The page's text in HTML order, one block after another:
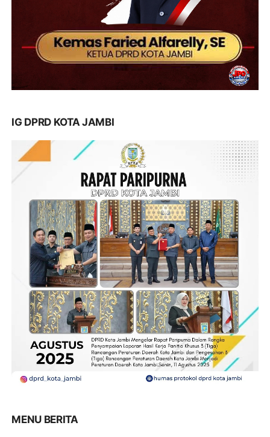
IG DPRD KOTA JAMBI
MENU BERITA